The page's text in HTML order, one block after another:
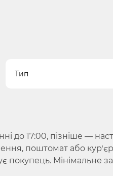
Тип
до 17:00, пізніше —
поштомат або
покупець. Мінімальне